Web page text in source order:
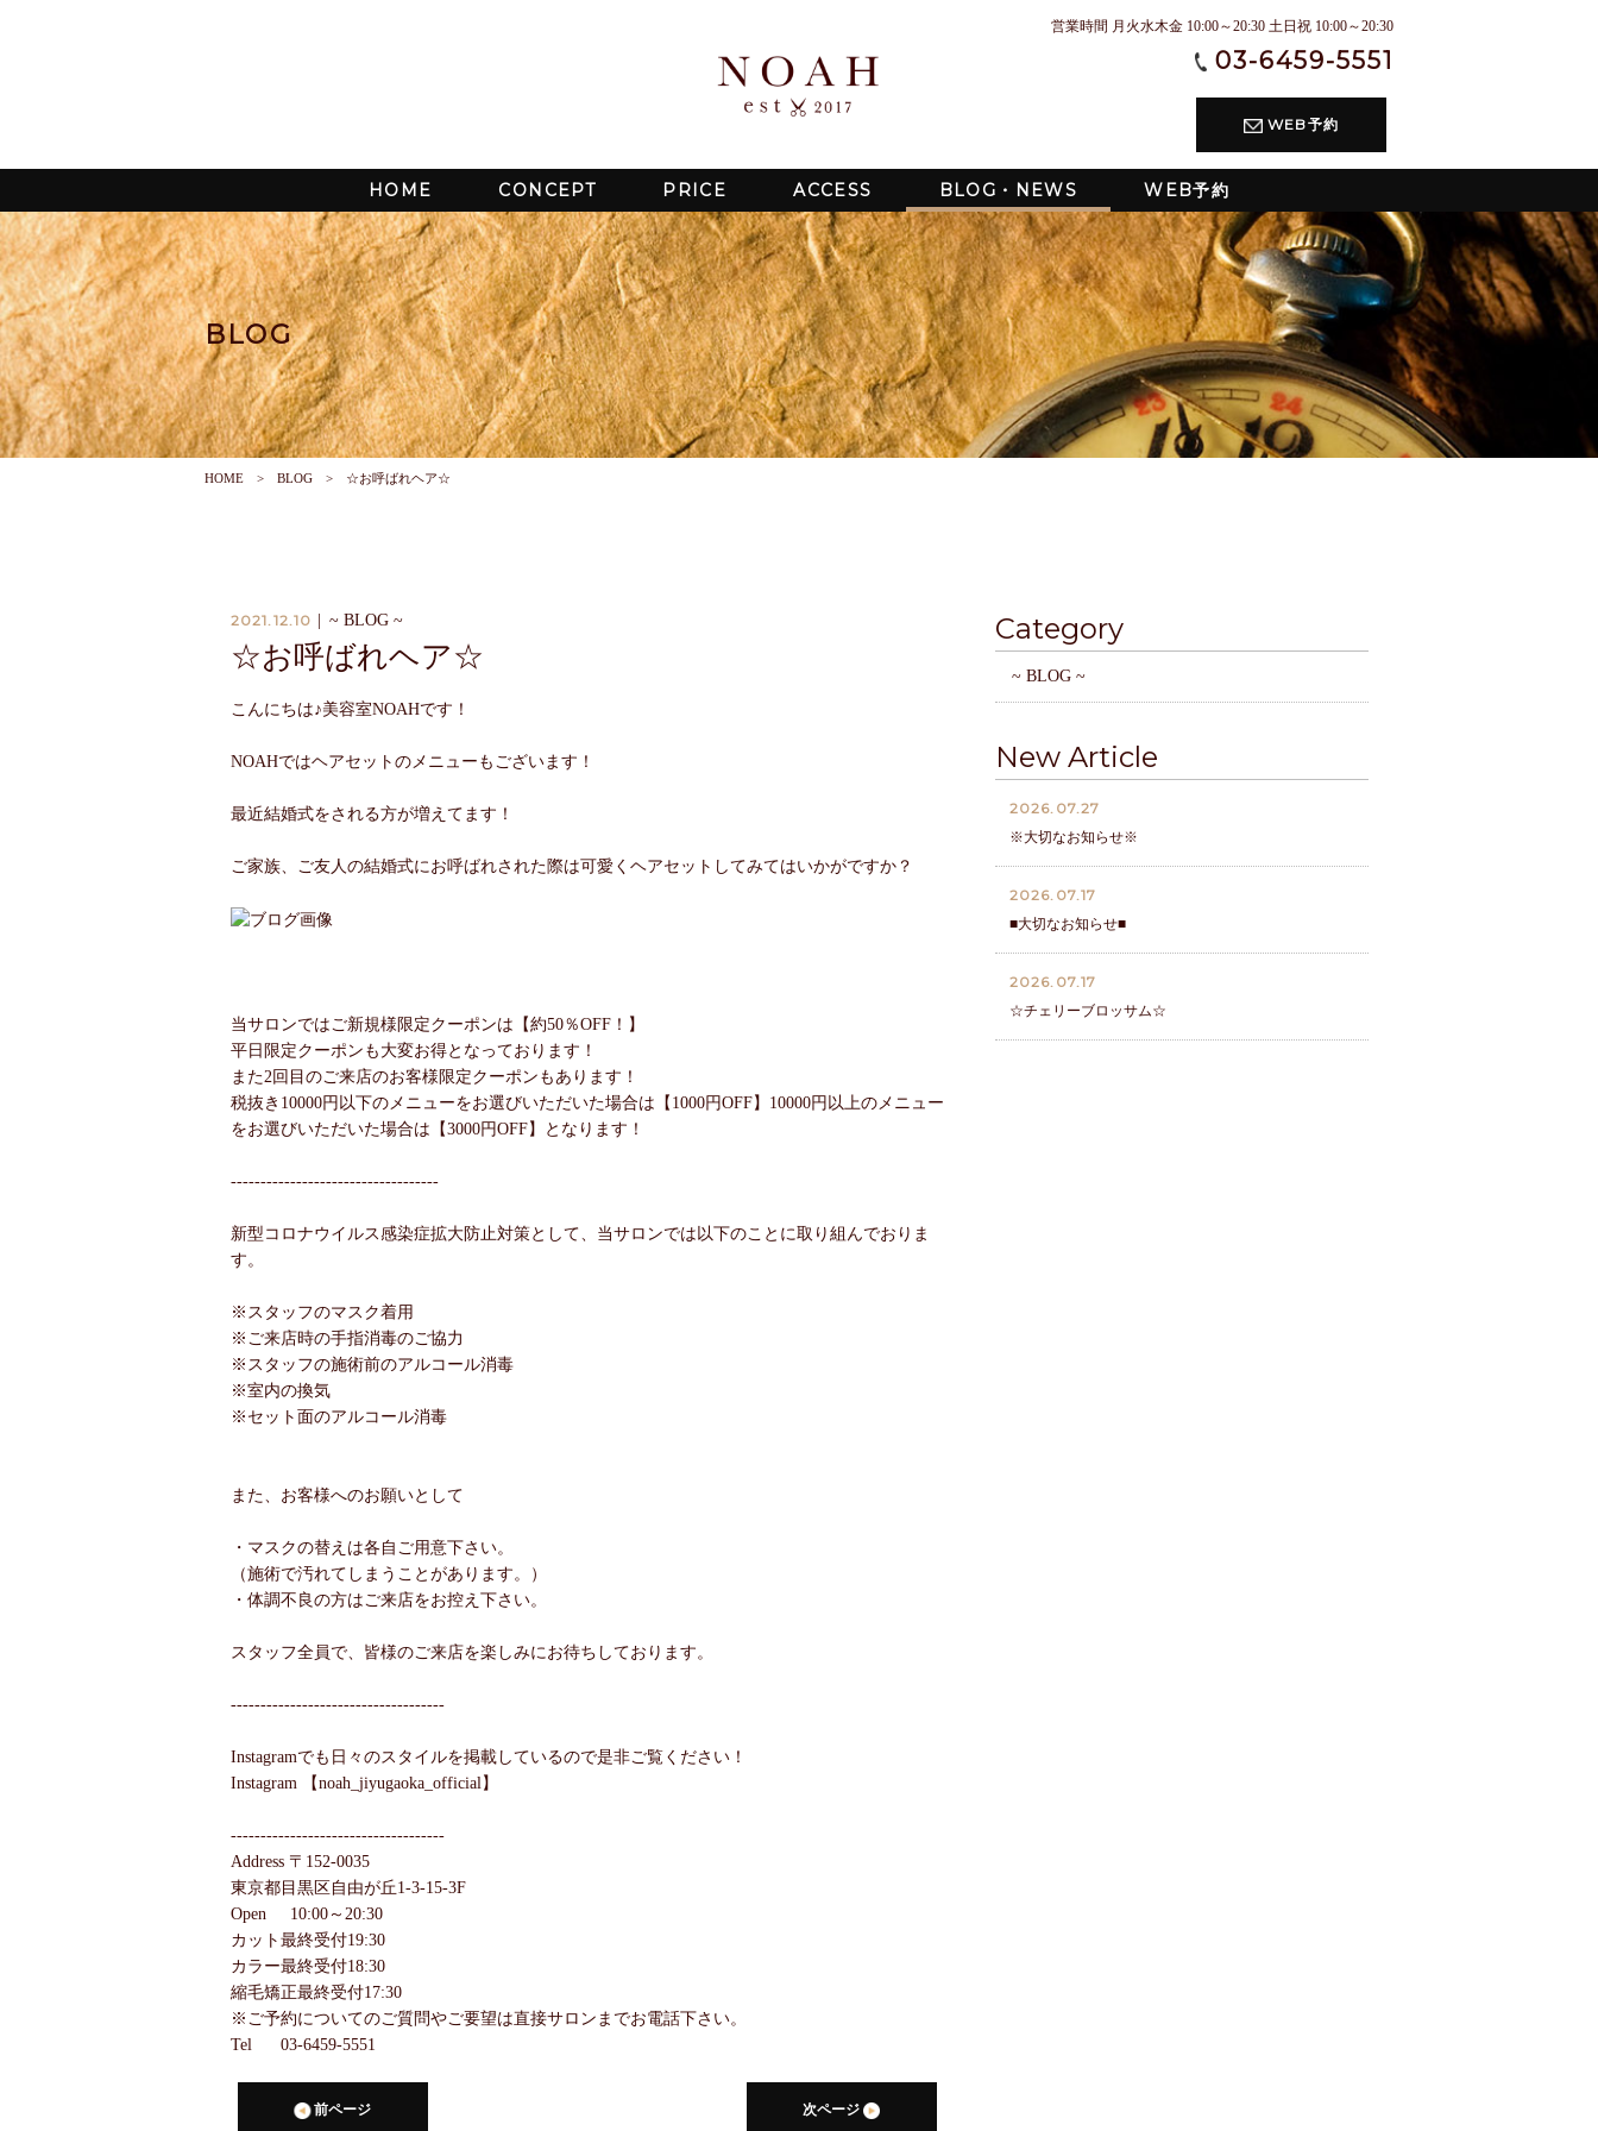
営業時間 月火水木金 10:00～20:30 土日祝 10:00～20:30
03-6459-5551
WEB予約
HOME CONCEPT PRICE ACCESS BLOG・NEWS WEB予約
BLOG
HOME BLOG ☆お呼ばれヘア☆
2021.12.10 ~ BLOG ~
☆お呼ばれヘア☆
こんにちは♪美容室NOAHです！
NOAHではヘアセットのメニューもございます！
最近結婚式をされる方が増えてます！
ご家族、ご友人の結婚式にお呼ばれされた際は可愛くヘアセットしてみてはいかがですか？
当サロンではご新規様限定クーポンは【約50％OFF！】
平日限定クーポンも大変お得となっております！
また2回目のご来店のお客様限定クーポンもあります！
税抜き10000円以下のメニューをお選びいただいた場合は【1000円OFF】10000円以上のメニュー
をお選びいただいた場合は【3000円OFF】となります！
-----------------------------------
新型コロナウイルス感染症拡大防止対策として、当サロンでは以下のことに取り組んでおりま
す。
※スタッフのマスク着用
※ご来店時の手指消毒のご協力
※スタッフの施術前のアルコール消毒
※室内の換気
※セット面のアルコール消毒
また、お客様へのお願いとして
・マスクの替えは各自ご用意下さい。
（施術で汚れてしまうことがあります。）
・体調不良の方はご来店をお控え下さい。
スタッフ全員で、皆様のご来店を楽しみにお待ちしております。
------------------------------------
Instagramでも日々のスタイルを掲載しているので是非ご覧ください！
Instagram 【noah_jiyugaoka_official】
------------------------------------
Address 〒152-0035
東京都目黒区自由が丘1-3-15-3F
Open 10:00～20:30
カット最終受付19:30
カラー最終受付18:30
縮毛矯正最終受付17:30
※ご予約についてのご質問やご要望は直接サロンまでお電話下さい。
Tel 03-6459-5551
前ページ 次ページ
Category
~ BLOG ~
New Article
2026.07.27
※大切なお知らせ※
2026.07.17
■大切なお知らせ■
2026.07.17
☆チェリーブロッサム☆